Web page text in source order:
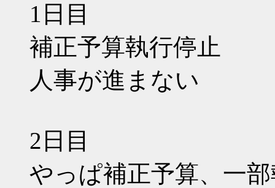
1日目
補正予算執行停止
人事が進まない
2日目
やっぱ補正予算、一